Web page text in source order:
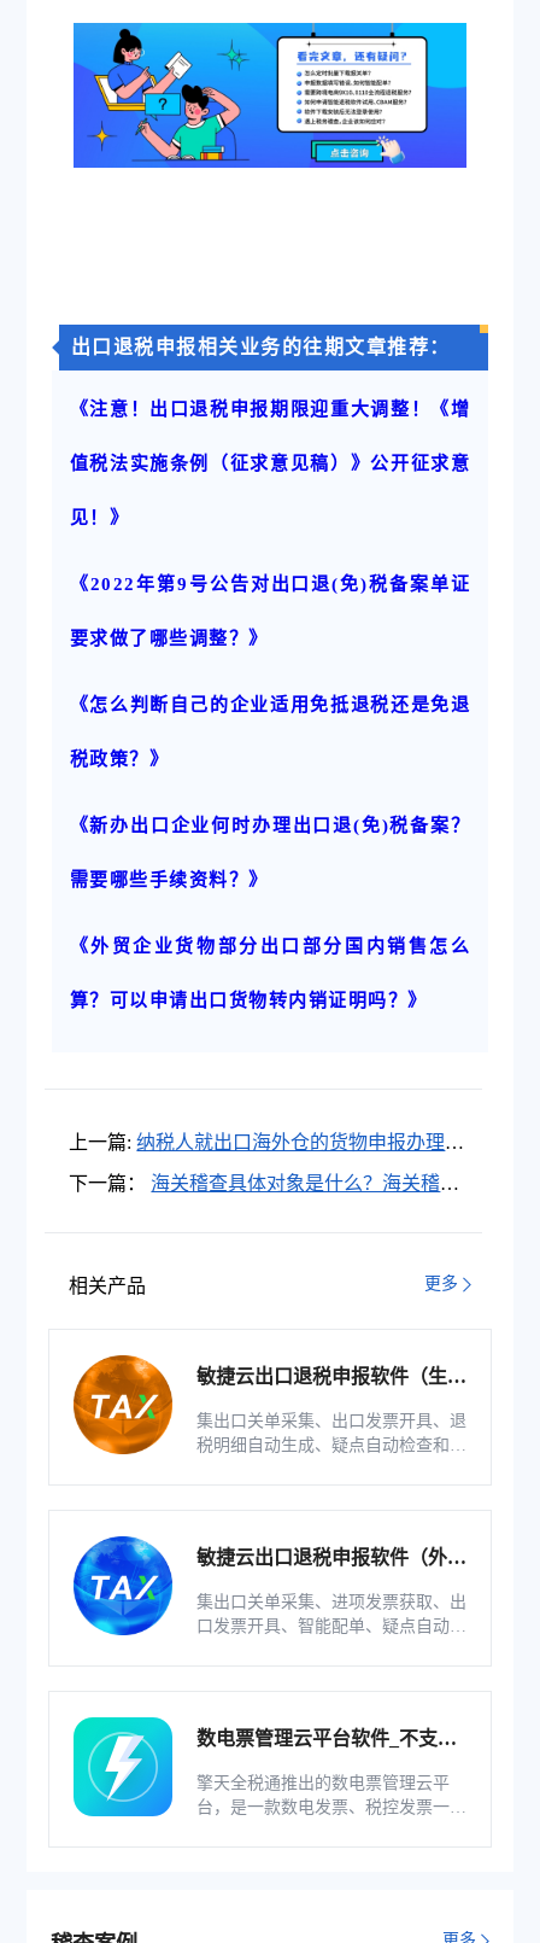
出口退税申报相关业务的往期文章推荐：
《注意！出口退税申报期限迎重大调整！《增
值税法实施条例（征求意见稿）》公开征求意
见！》
《2022年第9号公告对出口退(免)税备案单证
要求做了哪些调整？》
《怎么判断自己的企业适用免抵退税还是免退
税政策？》
《新办出口企业何时办理出口退(免)税备案？
需要哪些手续资料？》
《外贸企业货物部分出口部分国内销售怎么
算？可以申请出口货物转内销证明吗？》
上一篇: 纳税人就出口海外仓的货物申报办理出
口退(免)税的，需要留存哪些备案单证？
下一篇：
海关稽查具体对象是什么？海关稽查
相关产品 更多
敏捷云出口退税申报软件（生产
集出口关单采集、出口发票开具、退
税明细自动生成、疑点自动检查和调
敏捷云出口退税申报软件（外贸
集出口关单采集、进项发票获取、出
口发票开具、智能配单、疑点自动检
数电票管理云平台软件_不支持
擎天全税通推出的数电票管理云平
台，是一款数电发票、税控发票一体